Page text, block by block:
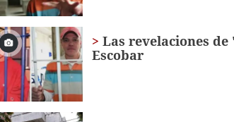
Las revelaciones de
Escobar